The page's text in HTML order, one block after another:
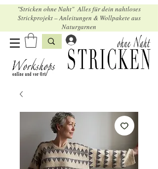
"Stricken ohne Naht" Alles für dein nahtloses
Strickprojekt – Anleitungen & Wollpakete aus
Naturgarnen